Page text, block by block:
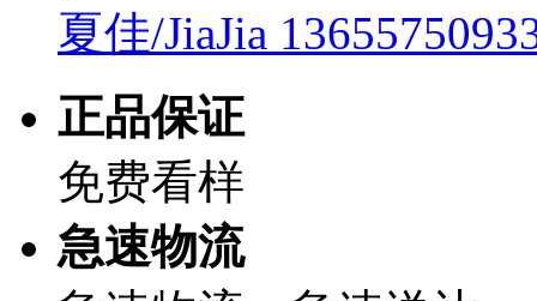
夏佳/JiaJia
正品保证
免费看样
急速物流